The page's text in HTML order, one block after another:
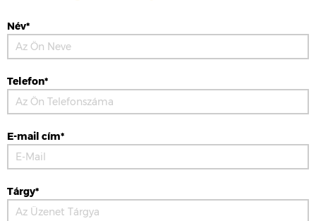
Név*
Telefon*
E-mail cím*
Tárgy*